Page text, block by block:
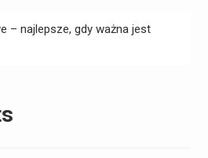
– najlepsze, gdy ważna jest